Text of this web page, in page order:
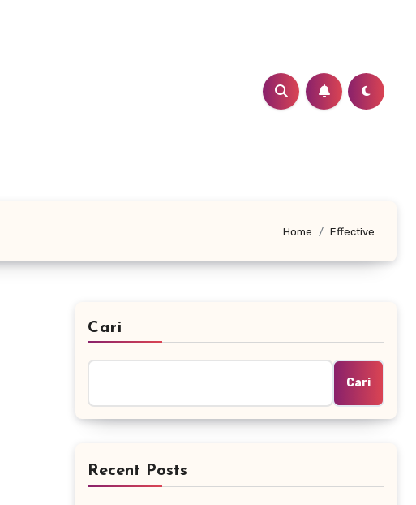
Home Effective
Cari
Cari
Recent Posts